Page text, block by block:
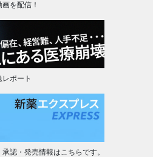
を配信！
ポート
認・発売情報はこちらです。